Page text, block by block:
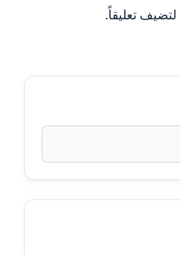
لتضيف تعليقاً.